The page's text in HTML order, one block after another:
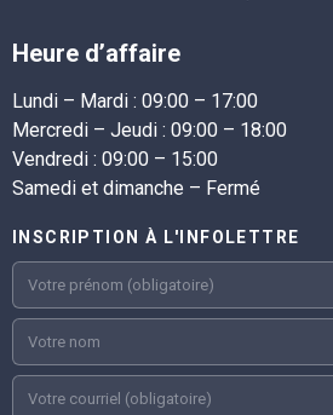
Heure d’affaire
Lundi – Mardi : 09:00 – 17:00
Mercredi – Jeudi : 09:00 – 18:00
Vendredi : 09:00 – 15:00
Samedi et dimanche – Fermé
INSCRIPTION À L'INFOLETTRE